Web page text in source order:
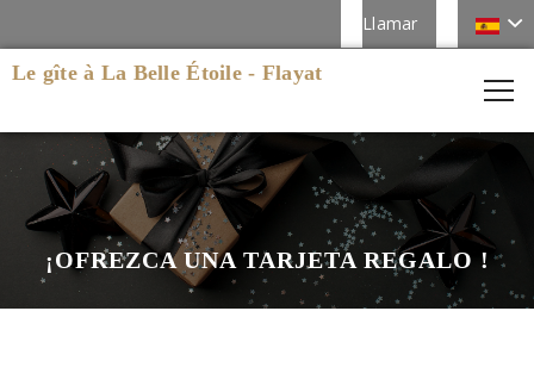
Llamar
Le gîte à La Belle Étoile - Flayat
¡OFREZCA UNA TARJETA REGALO !